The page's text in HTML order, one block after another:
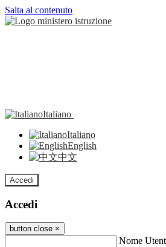
Salta al contenuto
Italiano
Italiano
English
中文
Accedi
Accedi
button close ×
Nome